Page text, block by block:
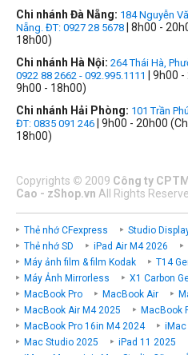
Chi nhánh Đà Nẵng: 184 Nguyễn
Nẵng. ĐT: 0927 28 5678 | 8h00 -
18h00)
Chi nhánh Hà Nội: 264 Thái Hà,
0922 88 2662 - 092.995.1111
| 9h00
9h00 - 18h00)
Chi nhánh Hải Phòng: 101 Trần
ĐT: 0835 091 246 | 9h00 - 20h00
18h00)
Copyrights © 2009 Công ty
Cao - zShop.vn All Rights
Thẻ nhớ CFexpress Studio
Thẻ nhớ SD
iPad Air M4 2026
Máy ảnh film & film Kodak
T14
Máy Ảnh Mirrorless
X1 Carbon
MacBook Pro
MacBook Air
MacBook Air M4 2025
MacBook
MacBook Pro 16in M4 2024
iMac
Mac Studio 2025
iPad 11 2025